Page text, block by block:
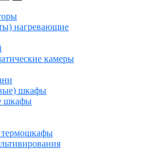
нагревающие
камеры
шкафы
шкафы
термошкафы